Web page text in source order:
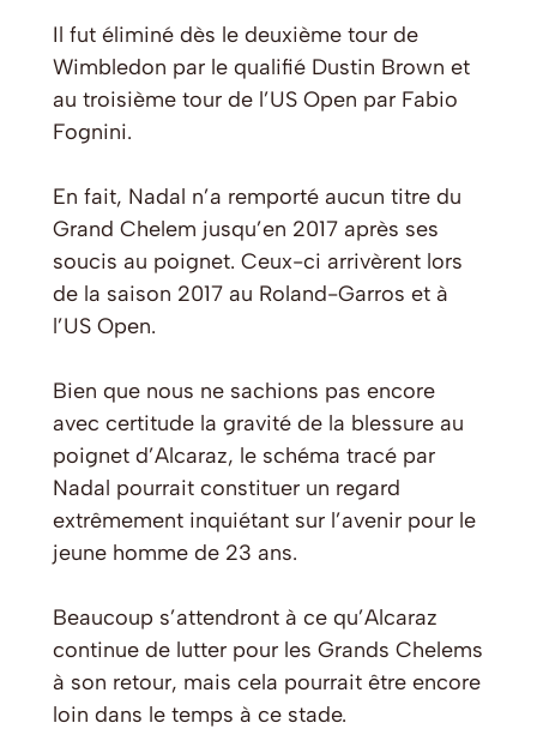
Il fut éliminé dès le deuxième tour de
Wimbledon par le qualifié Dustin Brown et
au troisième tour de l’US Open par Fabio
Fognini.
En fait, Nadal n’a remporté aucun titre du
Grand Chelem jusqu’en 2017 après ses
soucis au poignet. Ceux-ci arrivèrent lors
de la saison 2017 au Roland-Garros et à
l’US Open.
Bien que nous ne sachions pas encore
avec certitude la gravité de la blessure au
poignet d’Alcaraz, le schéma tracé par
Nadal pourrait constituer un regard
extrêmement inquiétant sur l’avenir pour le
jeune homme de 23 ans.
Beaucoup s’attendront à ce qu’Alcaraz
continue de lutter pour les Grands Chelems
à son retour, mais cela pourrait être encore
loin dans le temps à ce stade.